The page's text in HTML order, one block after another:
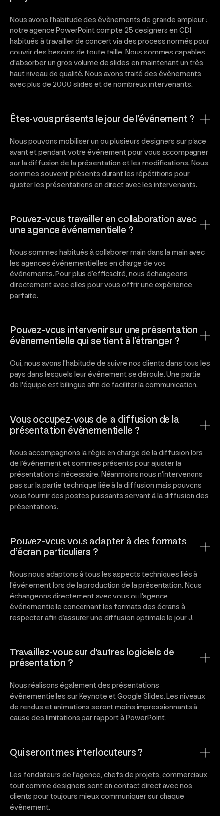
Nous avons l'habitude des évènements de grande ampleur :
notre agence PowerPoint compte 25 designers en CDI
habitués à travailler de concert via des process normés pour
couvrir des besoins de toute taille. Nous sommes capables
d'absorber un gros volume de slides en maintenant un très
haut niveau de qualité. Nous avons traité des évènements
avec plus de 2000 slides et de nombreux intervenants.
Êtes-vous présents le jour de l’événement ?
Nous pouvons mobiliser un ou plusieurs designers sur place
avant et pendant votre événement pour vous accompagner
sur la diffusion de la présentation et les modifications. Nous
sommes souvent présents durant les répétitions pour
ajuster les présentations en direct avec les intervenants.
Pouvez-vous travailler en collaboration avec
une agence événementielle ?
Nous sommes habitués à collaborer main dans la main avec
les agences événementielles en charge de vos
événements. Pour plus d’efficacité, nous échangeons
directement avec elles pour vous offrir une expérience
parfaite.
Pouvez-vous intervenir sur une présentation
évènementielle qui se tient à l’étranger ?
Oui, nous avons l'habitude de suivre nos clients dans tous les
pays dans lesquels leur événement se déroule. Une partie
de l'équipe est bilingue afin de faciliter la communication.
Vous occupez-vous de la diffusion de la
présentation évènementielle ?
Nous accompagnons la régie en charge de la diffusion lors
de l’événement et sommes présents pour ajuster la
présentation si nécessaire. Néanmoins nous n’intervenons
pas sur la partie technique liée à la diffusion mais pouvons
vous fournir des postes puissants servant à la diffusion des
présentations.
Pouvez-vous vous adapter à des formats
d’écran particuliers ?
Nous nous adaptons à tous les aspects techniques liés à
l’événement lors de la production de la présentation. Nous
échangeons directement avec vous ou l’agence
événementielle concernant les formats des écrans à
respecter afin d’assurer une diffusion optimale le jour J.
Travaillez-vous sur d'autres logiciels de
présentation ?
Nous réalisons également des présentations
évènementielles sur Keynote et Google Slides. Les niveaux
de rendus et animations seront moins impressionnants à
cause des limitations par rapport à PowerPoint.
Qui seront mes interlocuteurs ?
Les fondateurs de l'agence, chefs de projets, commerciaux
tout comme designers sont en contact direct avec nos
clients pour toujours mieux communiquer sur chaque
évènement.